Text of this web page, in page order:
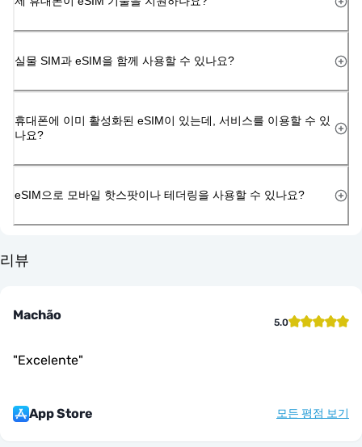
실물 SIM과 eSIM을 함께 사용할 수 있나요?
휴대폰에 이미 활성화된 eSIM이 있는데, 서비스를 이용할 수 있
나요?
eSIM으로 모바일 핫스팟이나 테더링을 사용할 수 있나요?
리뷰
Machão 5.0
"Excelente"
App Store 모든 평점 보기